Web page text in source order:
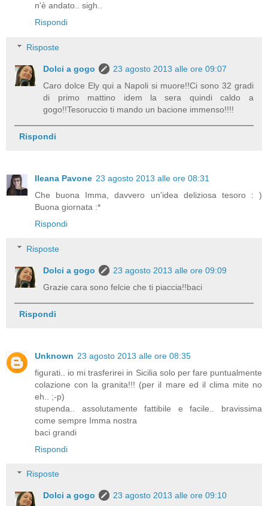
n'è andato.. sigh..
Rispondi
Risposte
Dolci a gogo
23 agosto 2013 alle ore 09:07
Caro dolce Ely qui a Napoli si muore!!Ci sono 32 gradi
di primo mattino idem la sera quindi caldo a
gogo!!Tesoruccio ti mando un bacione immenso!!!!
Rispondi
Ileana Pavone 23 agosto 2013 alle ore 08:31
Che buona Imma, davvero un'idea deliziosa tesoro : )
Buona giornata :*
Rispondi
Risposte
Dolci a gogo
23 agosto 2013 alle ore 09:09
Grazie cara sono felcie che ti piaccia!!baci
Rispondi
Unknown 23 agosto 2013 alle ore 08:35
figurati.. io mi trasferirei in Sicilia solo per fare puntualmente
colazione con la granita!!! (per il mare ed il clima mite no
eh.. ;-p)
stupenda.. assolutamente fattibile e facile.. bravissima
come sempre Imma nostra
baci grandi
Rispondi
Risposte
Dolci a gogo 23 agosto 2013 alle ore 09:10